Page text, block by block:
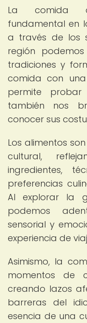
La comida
fundamental en
a través de los
región
tradiciones y
comida con
permite
también nos
conocer sus
Los alimentos
cultural,
ingredientes,
preferencias
Al explorar la
podemos
sensorial y
experiencia de
Asimismo, la
momentos de
creando lazos
barreras del
esencia de una